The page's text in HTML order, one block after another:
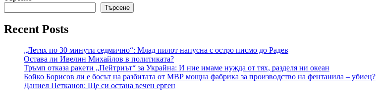
Търсене
Recent Posts
„Летях по 30 минути седмично“: Млад пилот напусна с остро писмо до Радев
Остава ли Ивелин Михайлов в политиката?
Тръмп отказа ракети „Пейтриът“ за Украйна: И ние имаме нужда от тях, разделя ни океан
Бойко Борисов ли е босът на разбитата от МВР мощна фабрика за производство на фентанила – убиец?
Даниел Петканов: Ще си остана вечен ерген